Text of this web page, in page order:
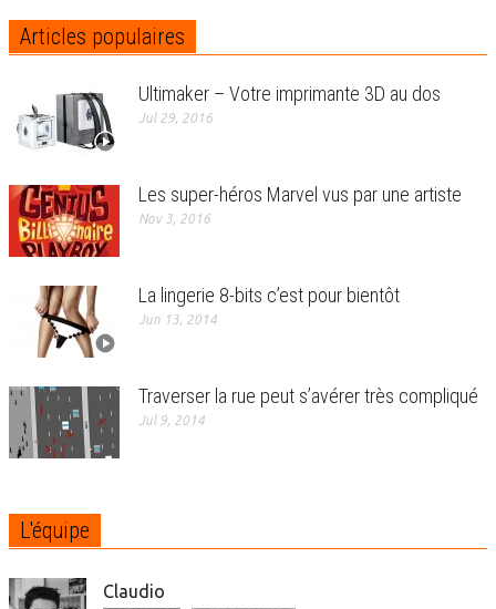
Articles populaires
Ultimaker – Votre imprimante 3D au dos
Jul 29, 2016
Les super-héros Marvel vus par une artiste
Nov 3, 2016
La lingerie 8-bits c’est pour bientôt
Jun 13, 2014
Traverser la rue peut s’avérer très compliqué
Jul 9, 2014
L'équipe
Claudio